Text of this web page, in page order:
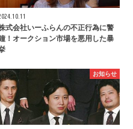
式会社いーふらんの不正行為に警
！オークション市場を悪用した暴
お知らせ